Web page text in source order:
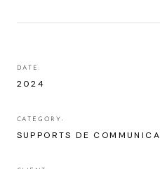
DATE:
2024
CATEGORY:
SUPPORTS DE